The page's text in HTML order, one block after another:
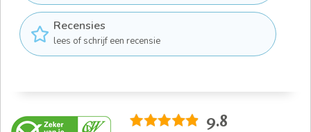
Recensies
lees of schrijf een recensie
9.8